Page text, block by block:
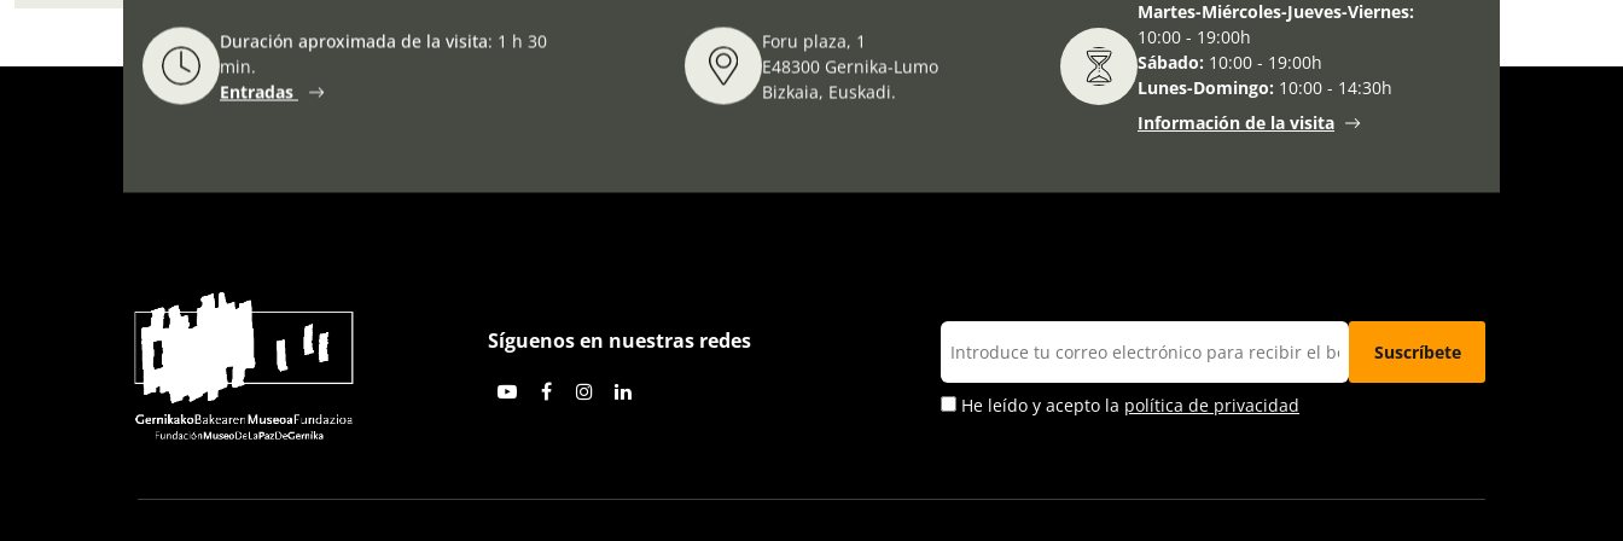
Duración aproximada de la visita: 1 h 30
min.
Entradas
Foru plaza, 1
E48300 Gernika-Lumo
Bizkaia, Euskadi.
Martes-Miércoles-Jueves-Viernes:
10:00 - 19:00h
Sábado: 10:00 - 19:00h
Lunes-Domingo: 10:00 - 14:30h
Información de la visita
Síguenos en nuestras redes
He leído y acepto la política de privacidad